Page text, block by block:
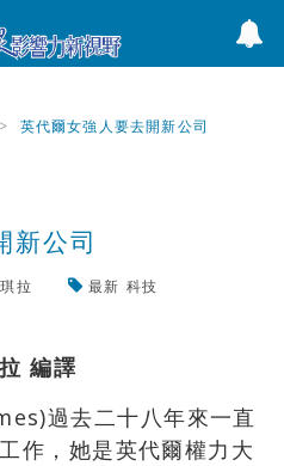
英代爾女強人要去開新公司
新公司
琪拉 最新 科技
編譯
過去二十八年來一直
作，她是英代爾權力大